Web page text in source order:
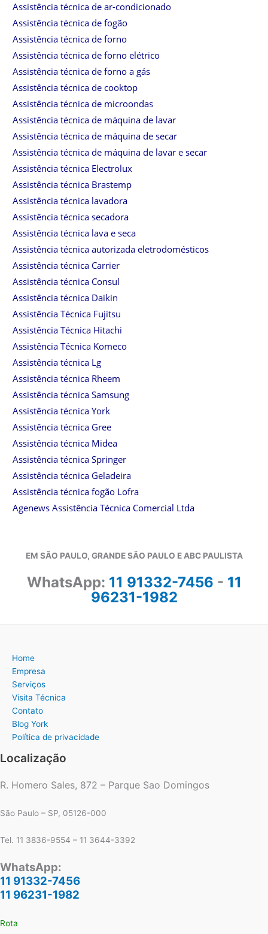
Assistência técnica de ar-condicionado
Assistência técnica de fogão
Assistência técnica de forno
Assistência técnica de forno elétrico
Assistência técnica de forno a gás
Assistência técnica de cooktop
Assistência técnica de microondas
Assistência técnica de máquina de lavar
Assistência técnica de máquina de secar
Assistência técnica de máquina de lavar e secar
Assistência técnica Electrolux
Assistência técnica Brastemp
Assistência técnica lavadora
Assistência técnica secadora
Assistência técnica lava e seca
Assistência técnica autorizada eletrodomésticos
Assistência técnica Carrier
Assistência técnica Consul
Assistência técnica Daikin
Assistência Técnica Fujitsu
Assistência Técnica Hitachi
Assistência Técnica Komeco
Assistência técnica Lg
Assistência técnica Rheem
Assistência técnica Samsung
Assistência técnica York
Assistência técnica Gree
Assistência técnica Midea
Assistência técnica Springer
Assistência técnica Geladeira
Assistência técnica fogão Lofra
Agenews Assistência Técnica Comercial Ltda
EM SÃO PAULO, GRANDE SÃO PAULO E ABC PAULISTA
WhatsApp: 11 91332-7456 - 11
96231-1982
Home
Empresa
Serviços
Visita Técnica
Contato
Blog York
Política de privacidade
Localização
R. Homero Sales, 872 – Parque Sao Domingos
São Paulo – SP, 05126-000
Tel. 11 3836-9554 – 11 3644-3392
WhatsApp:
11 91332-7456
11 96231-1982
Rota